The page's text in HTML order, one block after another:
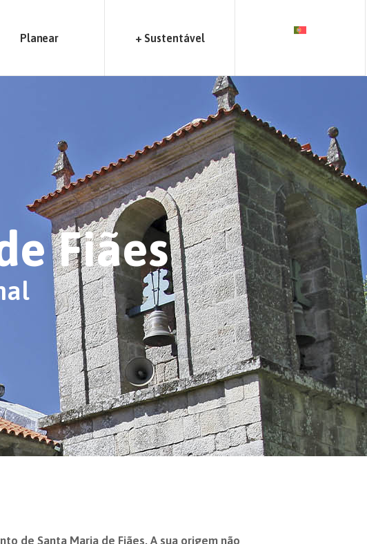
Planear + Sustentável
Fiães
de Santa Maria de Fiães. A sua origem não